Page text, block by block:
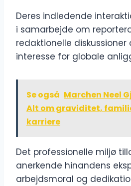
Deres indledende
i samarbejde om
redaktionelle
interesse for globale
Se også Marchen Neel
Alt om graviditet,
karriere
Det professionelle miljø
anerkende hinandens
arbejdsmoral og